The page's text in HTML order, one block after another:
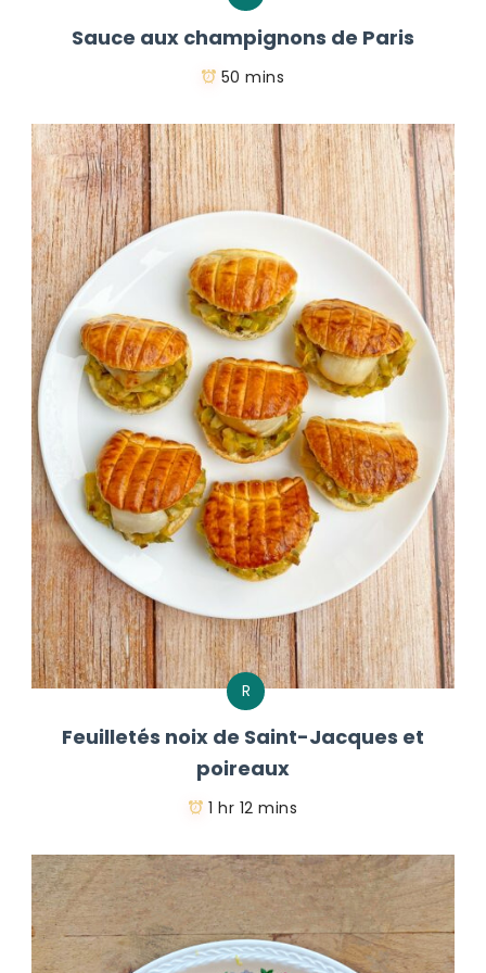
Sauce aux champignons de Paris
50 mins
R
Feuilletés noix de Saint-Jacques et
poireaux
1 hr 12 mins